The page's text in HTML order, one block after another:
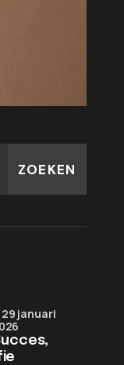
ZOEKEN
29 januari